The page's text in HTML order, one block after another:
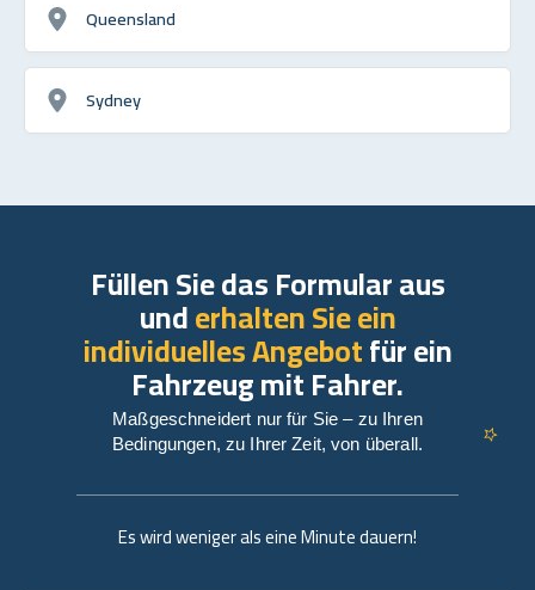
Queensland
Sydney
Es wird weniger als eine Minute dauern!
Füllen Sie das Formular aus
underhalten Sie ein
individuelles Angebotfür ein
Fahrzeug mit Fahrer.
Maßgeschneidert nur für Sie – zu Ihren
Bedingungen, zu Ihrer Zeit, von überall.